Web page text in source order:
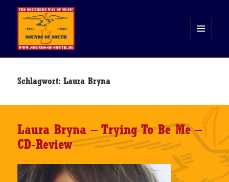
WIDGETS
Schlagwort:Laura Bryna
Laura Bryna – Trying To Be Me –
CD-Review